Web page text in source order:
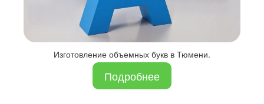
Изготовление объемных букв в Тюмени.
Подробнее